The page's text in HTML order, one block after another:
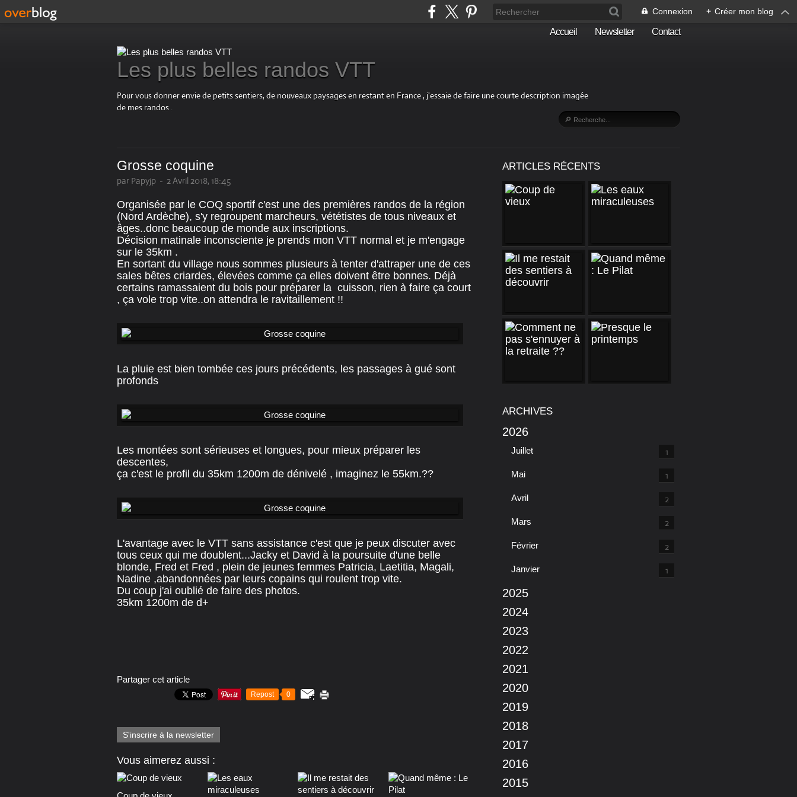
Connexion + Créer mon blog
Accueil Newsletter Contact
Les plus belles randos VTT
Pour vous donner envie de petits sentiers, de nouveaux paysages en restant en France , j'essaie de faire une courte description imagée
de mes randos .
Grosse coquine
par Papyjp - 2 Avril 2018, 18:45
Organisée par le COQ sportif c'est une des premières randos de la région
(Nord Ardèche), s'y regroupent marcheurs, vététistes de tous niveaux et
âges..donc beaucoup de monde aux inscriptions.
Décision matinale inconsciente je prends mon VTT normal et je m'engage
sur le 35km .
En sortant du village nous sommes plusieurs à tenter d'attraper une de ces
sales bêtes criardes, élevées comme ça elles doivent être bonnes. Déjà
certains ramassaient du bois pour préparer la cuisson, rien à faire ça court
, ça vole trop vite..on attendra le ravitaillement !!
La pluie est bien tombée ces jours précédents, les passages à gué sont
profonds
Les montées sont sérieuses et longues, pour mieux préparer les
descentes,
ça c'est le profil du 35km 1200m de dénivelé , imaginez le 55km.??
L'avantage avec le VTT sans assistance c'est que je peux discuter avec
tous ceux qui me doublent...Jacky et David à la poursuite d'une belle
blonde, Fred et Fred , plein de jeunes femmes Patricia, Laetitia, Magali,
Nadine ,abandonnées par leurs copains qui roulent trop vite.
Du coup j'ai oublié de faire des photos.
35km 1200m de d+
Partager cet article
Repost 0
S'inscrire à la newsletter
Vous aimerez aussi :
ARTICLES RÉCENTS
ARCHIVES
2026
Juillet 1
Mai 1
Avril 2
Mars 2
Février 2
Janvier 1
2025
2024
2023
2022
2021
2020
2019
2018
2017
2016
2015